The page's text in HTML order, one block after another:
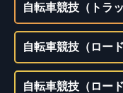
自転車競技（トラ
自転車競技（ロー
自転車競技（ロー